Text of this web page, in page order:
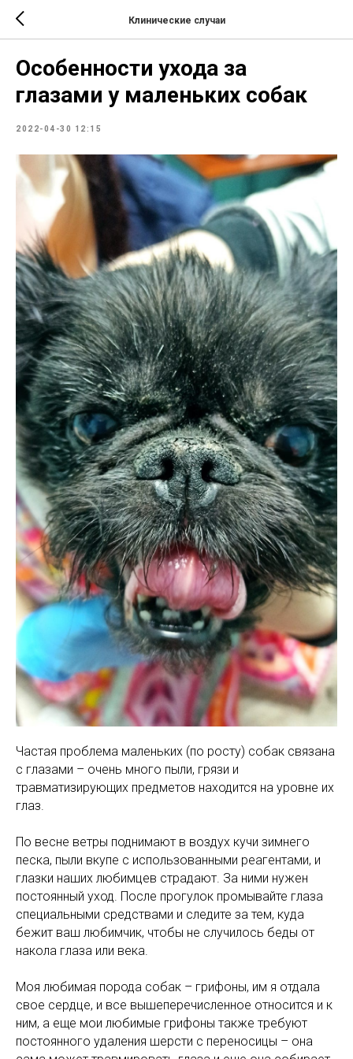
Клинические случаи
Особенности ухода за
глазами у маленьких собак
2022-04-30 12:15
Частая проблема маленьких (по росту) собак связана
с глазами – очень много пыли, грязи и
травматизирующих предметов находится на уровне их
глаз.
По весне ветры поднимают в воздух кучи зимнего
песка, пыли вкупе с использованными реагентами, и
глазки наших любимцев страдают. За ними нужен
постоянный уход. После прогулок промывайте глаза
специальными средствами и следите за тем, куда
бежит ваш любимчик, чтобы не случилось беды от
накола глаза или века.
Моя любимая порода собак – грифоны, им я отдала
свое сердце, и все вышеперечисленное относится и к
ним, а еще мои любимые грифоны также требуют
постоянного удаления шерсти с переносицы – она